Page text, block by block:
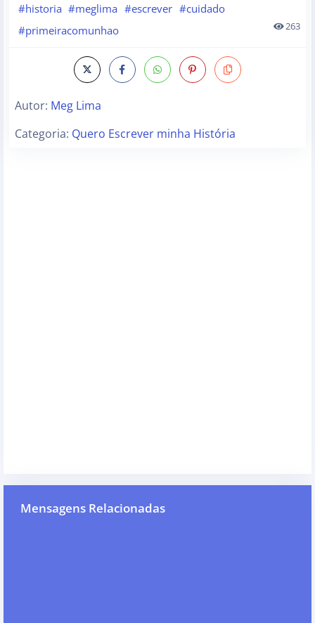
#historia #meglima #escrever #cuidado
#primeiracomunhao
263
Autor: Meg Lima
Categoria: Quero Escrever minha História
Mensagens Relacionadas